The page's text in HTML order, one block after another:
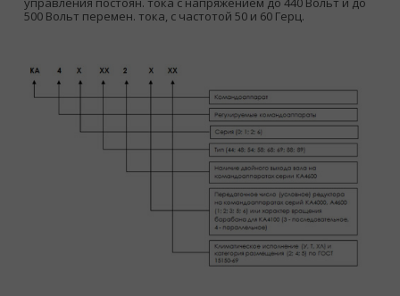
500 Вольт перемен. тока, c частотой 50 и 60 Герц.